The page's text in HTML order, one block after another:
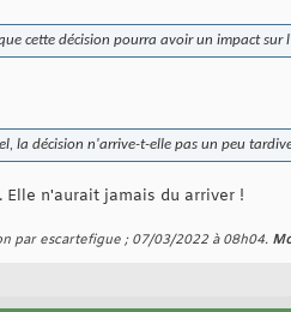
cette décision pourra avoir un impact sur
la décision n'arrive-t-elle pas un peu
Elle n'aurait jamais du arriver !
par escartefigue ; 07/03/2022 à 08h04.